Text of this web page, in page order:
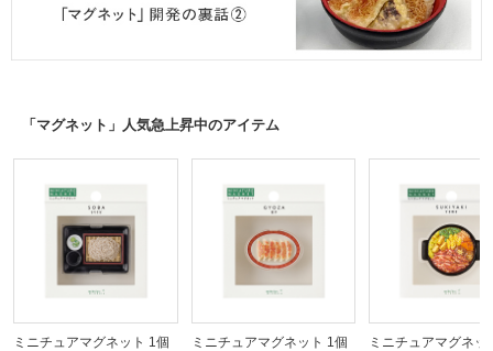
「マグネット」人気急上昇中のアイテム
ミニチュアマグネット 1個
ミニチュアマグネット 1個
ミニチュアマグネッ